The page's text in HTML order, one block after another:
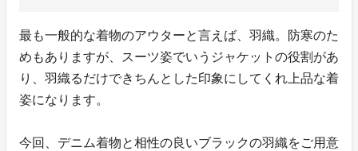
最も一般的な着物のアウターと言えば、羽織。防寒のた
めもありますが、スーツ姿でいうジャケットの役割があ
り、羽織るだけできちんとした印象にしてくれ上品な着
姿になります。
今回、デニム着物と相性の良いブラックの羽織をご用意